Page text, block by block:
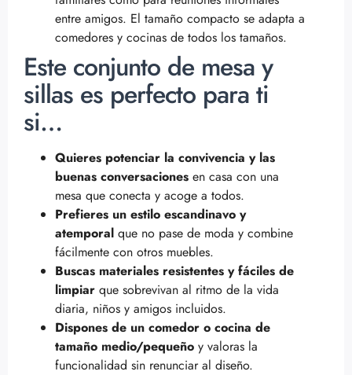
entre amigos. El tamaño compacto se adapta a
comedores y cocinas de todos los tamaños.
Este conjunto de mesa y
sillas es perfecto para ti
si…
Quieres potenciar la convivencia y las
buenas conversaciones en casa con una
mesa que conecta y acoge a todos.
Prefieres un estilo escandinavo y
atemporal que no pase de moda y combine
fácilmente con otros muebles.
Buscas materiales resistentes y fáciles de
limpiar que sobrevivan al ritmo de la vida
diaria, niños y amigos incluidos.
Dispones de un comedor o cocina de
tamaño medio/pequeño y valoras la
funcionalidad sin renunciar al diseño.